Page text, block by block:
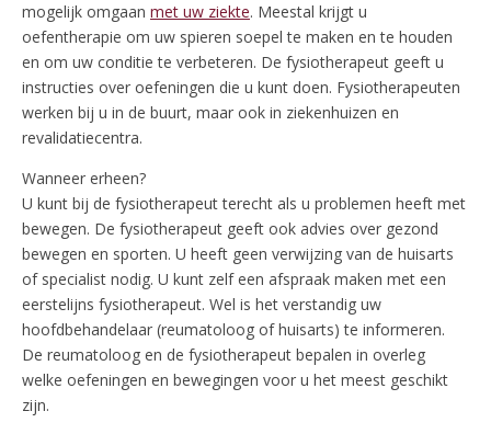
mogelijk omgaan met uw ziekte. Meestal krijgt u
oefentherapie om uw spieren soepel te maken en te houden
en om uw conditie te verbeteren. De fysiotherapeut geeft u
instructies over oefeningen die u kunt doen. Fysiotherapeuten
werken bij u in de buurt, maar ook in ziekenhuizen en
revalidatiecentra.
Wanneer erheen?
U kunt bij de fysiotherapeut terecht als u problemen heeft met
bewegen. De fysiotherapeut geeft ook advies over gezond
bewegen en sporten. U heeft geen verwijzing van de huisarts
of specialist nodig. U kunt zelf een afspraak maken met een
eerstelijns fysiotherapeut. Wel is het verstandig uw
hoofdbehandelaar (reumatoloog of huisarts) te informeren.
De reumatoloog en de fysiotherapeut bepalen in overleg
welke oefeningen en bewegingen voor u het meest geschikt
zijn.